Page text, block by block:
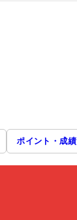
ポイント・成績